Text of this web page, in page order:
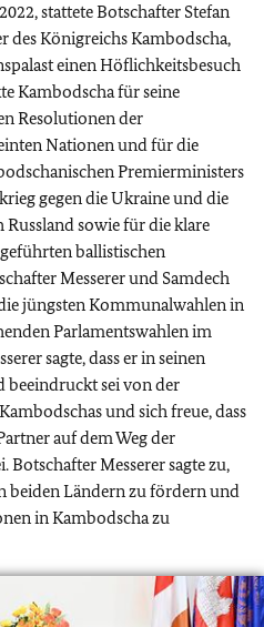
stattete Botschafter Stefan
des Königreichs Kambodscha,
einen Höflichkeitsbesuch
Kambodscha für seine
Resolutionen der
Nationen und für die
Premierministers
gegen die Ukraine und die
sowie für die klare
ballistischen
Messerer und Samdech
jüngsten Kommunalwahlen in
Parlamentswahlen im
sagte, dass er in seinen
beeindruckt sei von der
und sich freue, dass
auf dem Weg der
Messerer sagte zu,
beiden Ländern zu fördern und
in Kambodscha zu